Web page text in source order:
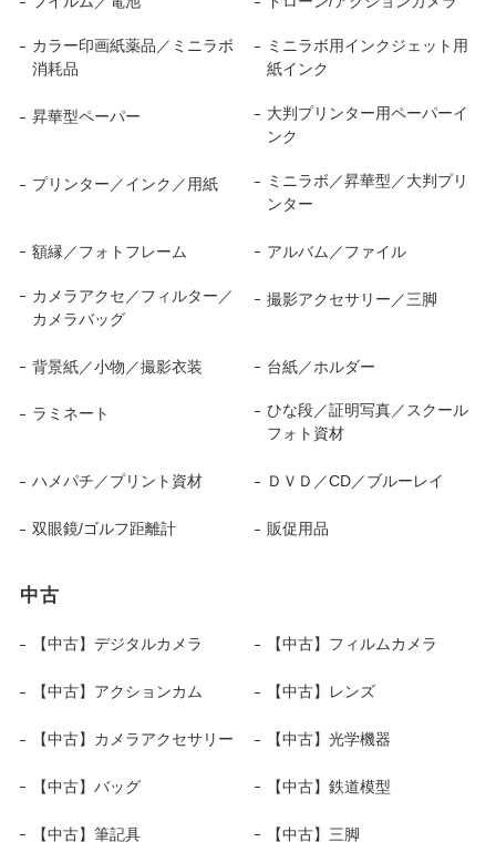
カラー印画紙薬品／ミニラボ
消耗品
ミニラボ用インクジェット用
紙インク
昇華型ペーパー
大判プリンター用ペーパーイ
ンク
プリンター／インク／用紙
ミニラボ／昇華型／大判プリ
ンター
額縁／フォトフレーム アルバム／ファイル
カメラアクセ／フィルター／
カメラバッグ
撮影アクセサリー／三脚
背景紙／小物／撮影衣装 台紙／ホルダー
ラミネート
ひな段／証明写真／スクール
フォト資材
ハメパチ／プリント資材 ＤＶＤ／CD／ブルーレイ
双眼鏡/ゴルフ距離計 販促用品
中古
【中古】デジタルカメラ 【中古】フィルムカメラ
【中古】アクションカム 【中古】レンズ
【中古】カメラアクセサリー 【中古】光学機器
【中古】バッグ 【中古】鉄道模型
【中古】筆記具 【中古】三脚